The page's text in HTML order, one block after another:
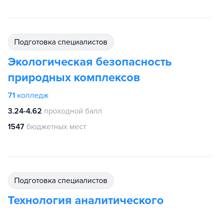
подготовка специалистов
Экологическая безопасность
природных комплексов
71 колледж
3.24-4.62 проходной балл
1547 бюджетных мест
подготовка специалистов
Технология аналитического